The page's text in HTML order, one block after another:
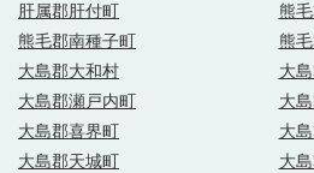
肝属郡肝付町
熊
熊毛郡南種子町
熊
大島郡大和村
大
大島郡瀬戸内町
大
大島郡喜界町
大
大島郡天城町
大